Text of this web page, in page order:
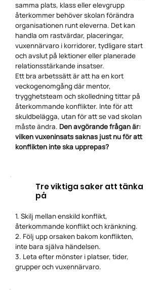
samma plats, klass eller elevgrupp
återkommer behöver skolan förändra
organisationen runt eleverna. Det kan
handla om rastvärdar, placeringar,
vuxennärvaro i korridorer, tydligare start
och avslut på lektioner eller planerade
relationsstärkande insatser.
Ett bra arbetssätt är att ha en kort
veckogenomgång där mentor,
trygghetsteam och skolledning tittar på
återkommande konflikter. Inte för att
skuldbelägga, utan för att se vad skolan
måste ändra. Den avgörande frågan är:
vilken vuxeninsats saknas just nu för att
konflikten inte ska upprepas?
Tre viktiga saker att tänka
på
1. Skilj mellan enskild konflikt,
återkommande konflikt och kränkning.
2. Följ upp orsaken bakom konflikten,
inte bara själva händelsen.
3. Leta efter mönster i platser, tider,
grupper och vuxennärvaro.